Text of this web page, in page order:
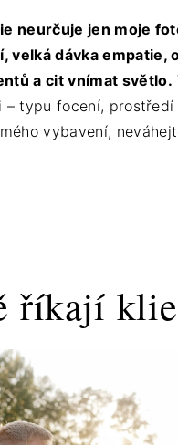
neurčuje jen moje
velká dávka empatie,
a cit vnímat světlo.
– typu focení, prostředí
vybavení,
říkají